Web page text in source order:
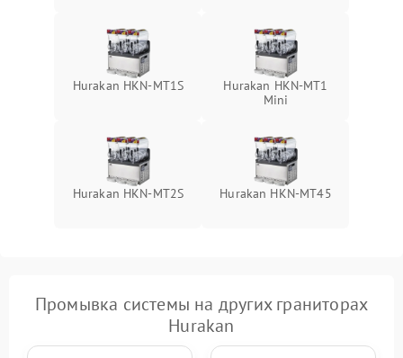
Hurakan HKN-MT1S
Hurakan HKN-MT1
Mini
Hurakan HKN-MT2S Hurakan HKN-MT45
Промывка системы на других граниторах
Hurakan